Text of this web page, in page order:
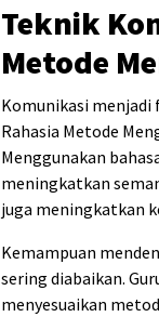
Teknik
Metode
Komunikasi menjadi
Rahasia Metode
Menggunakan
meningkatkan
juga meningkatkan
Kemampuan
sering diabaikan.
menyesuaikan